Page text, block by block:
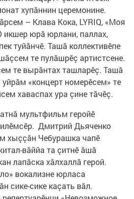
хупăннин церемонине.
– Клава Кока, LYRIQ, «Моя
икшер юрă юрлани, паллах,
туйăнчӗ. Ташă коллективӗпе
те пулăшрӗç артистсене.
те вырăнтах ташларӗç. Ташă
«концерт номерӗсем» те
хаваспах ура çине тăчӗç.
мультфильм геройӗ
Дмитрий Дьяченко
хыççăн Чебурашка чапӗ
вăййа та çитнӗ ăшă
лапăска хăлхаллă герой.
вокализне юрласа
сике-сике каçать вăл.